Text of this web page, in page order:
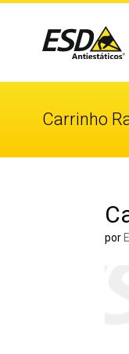
Carrinho
por